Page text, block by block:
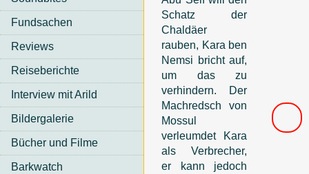
Fundsachen
Reviews
Reiseberichte
Interview mit Arild
Bildergalerie
Bücher und Filme
Barkwatch
Schatz der
Chaldäer
rauben, Kara ben
Nemsi bricht auf,
um das zu
verhindern. Der
Machredsch von
Mossul
verleumdet Kara
als Verbrecher,
er kann jedoch